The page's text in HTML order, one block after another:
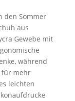
den Sommer
aus
Gewebe mit
während
für mehr
leichten